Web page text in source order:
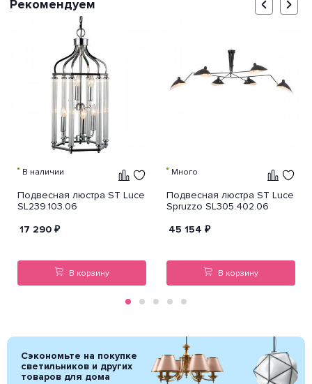
Рекомендуем
В наличии
Подвесная люстра ST Luce
SL239.103.06
17 290 ₽
В корзину
Много
Подвесная люстра ST Luce
Spruzzo SL305.402.06
45 154 ₽
В корзину
Сэкономьте на покупке
светильников и других
товаров для дома